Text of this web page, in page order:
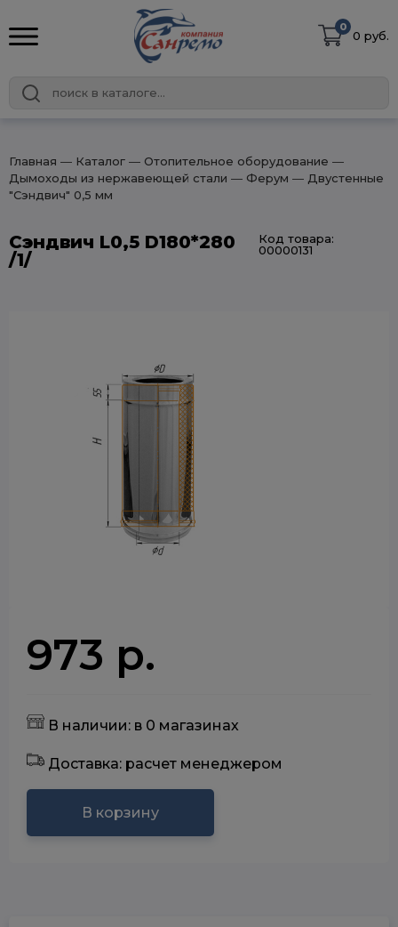
0
0 руб.
Главная ― Каталог ― Отопительное оборудование ―
Дымоходы из нержавеющей стали ― Ферум ― Двустенные
"Сэндвич" 0,5 мм
Сэндвич L0,5 D180*280
/1/
Код товара:
00000131
973 р.
В наличии: в 0 магазинах
Доставка: расчет менеджером
В корзину